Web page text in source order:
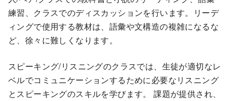
練習、クラスでのディスカッションを行います。リーデ
ィングで使用する教材は、語彙や文構造の複雑になるな
ど、徐々に難しくなります。
スピーキング/リスニングのクラスでは、生徒が適切なレ
ベルでコミュニケーションするために必要なリスニング
とスピーキングのスキルを学びます。 課題が提供され、